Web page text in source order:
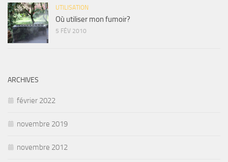
UTILISATION
Où utiliser mon fumoir?
5 FÉV 2010
ARCHIVES
février 2022
novembre 2019
novembre 2012